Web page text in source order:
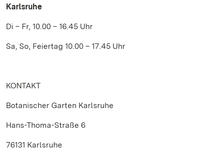
Karlsruhe
Di – Fr, 10.00 – 16.45 Uhr
Sa, So, Feiertag 10.00 – 17.45 Uhr
KONTAKT
Botanischer Garten Karlsruhe
Hans-Thoma-Straße 6
76131 Karlsruhe